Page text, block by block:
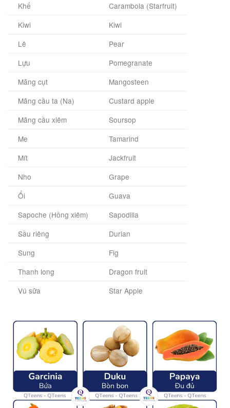
Khế
Carambola (Starfruit)
Kiwi
Kiwi
Lê
Pear
Lựu
Pomegranate
Măng cụt
Mangosteen
Mãng cầu ta (Na)
Custard apple
Mãng cầu xiêm
Soursop
Me
Tamarind
Mít
Jackfruit
Nho
Grape
Ổi
Guava
Sapoche (Hồng xiêm)
Sapodilla
Sầu riêng
Durian
Sung
Fig
Thanh long
Dragon fruit
Vú sữa
Star Apple